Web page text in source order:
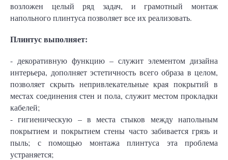
возложен целый ряд задач, и грамотный монтаж
напольного плинтуса позволяет все их реализовать.
Плинтус выполняет:
- декоративную функцию – служит элементом дизайна
интерьера, дополняет эстетичность всего образа в целом,
позволяет скрыть непривлекательные края покрытий в
местах соединения стен и пола, служит местом прокладки
кабелей;
- гигиеническую – в места стыков между напольным
покрытием и покрытием стены часто забивается грязь и
пыль; с помощью монтажа плинтуса эта проблема
устраняется;